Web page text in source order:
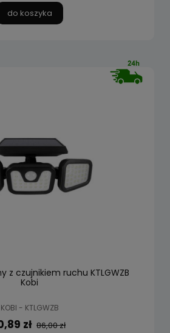
do koszyka
z czujnikiem ruchu KTLGWZB
Kobi
KOBI - KTLGWZB
zł 86,00 zł